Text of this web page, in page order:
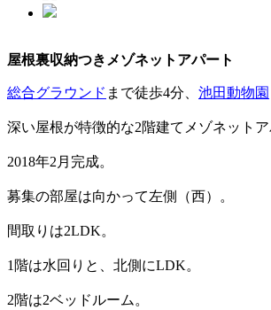
屋根裏収納つきメゾネットアパート
総合グラウンド まで徒歩4分、 池田動物園
深い屋根が特徴的な2階建てメゾネットア
2018年2月完成。
募集の部屋は向かって左側（西）。
間取りは2LDK。
1階は水回りと、北側にLDK。
2階は2ベッドルーム。